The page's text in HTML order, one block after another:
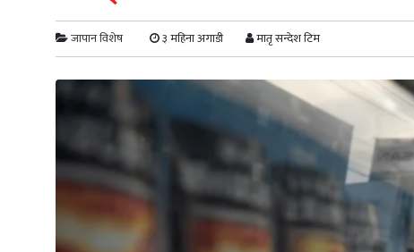
जापान विशेष ३ महिना अगाडी मातृ सन्देश टिम